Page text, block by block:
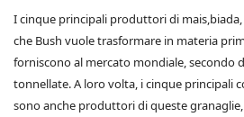
I cinque principali produttori di
che Bush vuole trasformare in materia
forniscono al mercato mondiale, secondo
tonnellate. A loro volta, i cinque principali
sono anche produttori di queste